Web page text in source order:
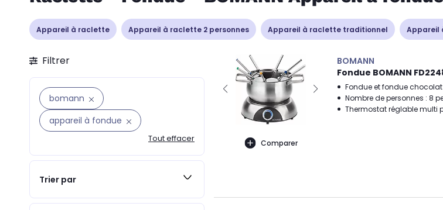
Appareil à raclette Appareil à raclette 2 personnes Appareil à raclette traditionnel Appareil
Filtrer
bomann
appareil à fondue
Tout effacer
Trier par
Comparer
BOMANN
Fondue BOMANN
Fondue et fondue chocolat
Nombre de personnes : 8
Thermostat réglable multi